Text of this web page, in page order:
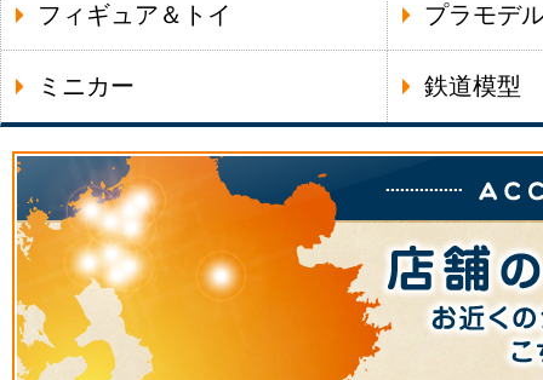
フィギュア＆トイ プラモデ
ミニカー 鉄道模型